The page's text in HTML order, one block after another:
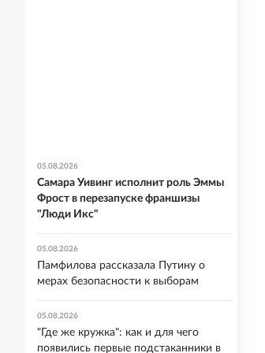
05.08.2026
Самара Уивинг исполнит роль Эммы
Фрост в перезапуске франшизы
"Люди Икс"
05.08.2026
Памфилова рассказала Путину о
мерах безопасности к выборам
05.08.2026
"Где же кружка": как и для чего
появились первые подстаканники в